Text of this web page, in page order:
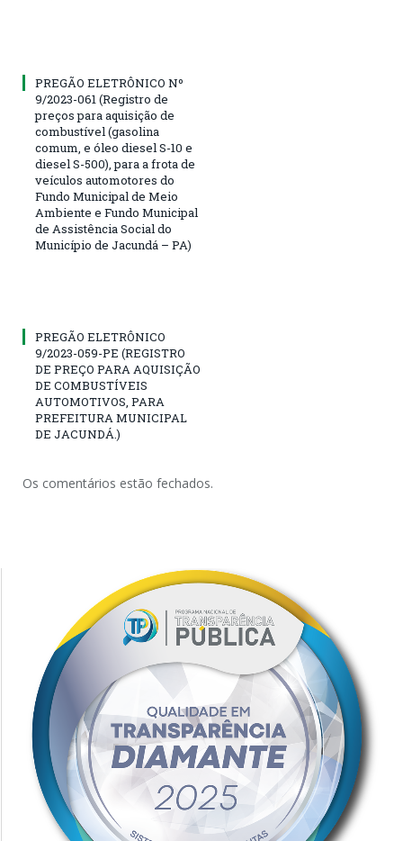
PREGÃO ELETRÔNICO Nº
9/2023-061 (Registro de
preços para aquisição de
combustível (gasolina
comum, e óleo diesel S-10 e
diesel S-500), para a frota de
veículos automotores do
Fundo Municipal de Meio
Ambiente e Fundo Municipal
de Assistência Social do
Município de Jacundá – PA)
PREGÃO ELETRÔNICO
9/2023-059-PE (REGISTRO
DE PREÇO PARA AQUISIÇÃO
DE COMBUSTÍVEIS
AUTOMOTIVOS, PARA
PREFEITURA MUNICIPAL
DE JACUNDÁ.)
Os comentários estão fechados.